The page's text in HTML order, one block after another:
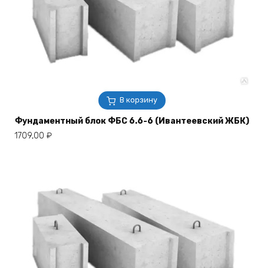
В корзину
Фундаментный блок ФБС 6.6-6 (Ивантеевский ЖБК)
1709,00 ₽